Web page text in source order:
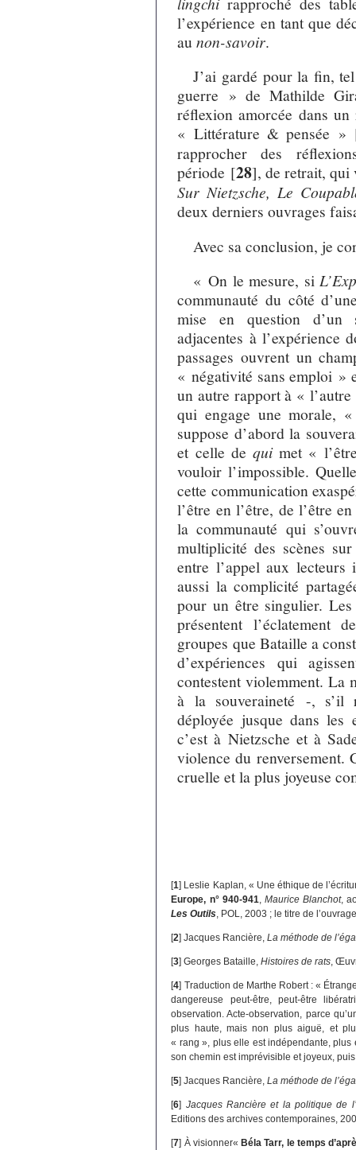
l’expérience en tant que
aunon-savoir.
J’ai gardé pour la fin,
guerre » de Mathilde
réflexion amorcée dans
« Littérature & pensée »
rapprocher des
période [28], de retrait,
Sur Nietzsche, Le
deux derniers ouvrages
Avec sa conclusion, je
« On le mesure, si
communauté du côté
mise en question d’un
adjacentes à l’expérience
passages ouvrent un
« négativité sans emploi »
un autre rapport à «
qui engage une morale,
suppose d’abord la
et celle de quimet «
vouloir l’impossible.
cette communication
l’être en l’être, de l’être
la communauté qui
multiplicité des scènes
entre l’appel aux lecteurs
aussi la complicité
pour un être singulier.
présentent l’éclatement
groupes que Bataille a
d’expériences qui
contestent violemment. La
à la souveraineté -, s’il
déployée jusque dans les
c’est à Nietzsche et à
violence du renversement.
cruelle et la plus joyeuse
[1] Leslie Kaplan, « Une éthique de
Europe, n° 940-941, Maurice Blanchot,
Les Outils, POL, 2003 ; le titre de
[2]Jacques Rancière,La méthode de
[3]Georges Bataille,Histoires de rats,
[4] Traduction de Marthe Robert : «
dangereuse peut-être, peut-être
observation. Acte-observation, parce
plus haute, mais non plus aiguë, et
« rang », plus elle est indépendante,
son chemin est imprévisible et joyeux,
[5]Jacques Rancière,La méthode de
[6] Jacques Rancière et la politique de
Editions des archives contemporaines,
[7] À visionner« Béla Tarr, le temps